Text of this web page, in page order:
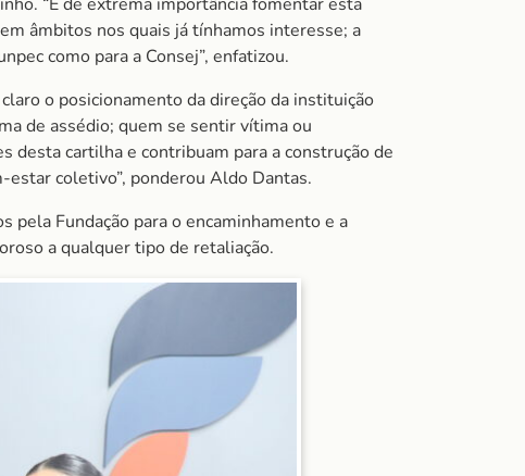
âmbitos nos quais já tínhamos interesse; a
como para a Consej”, enfatizou.
o posicionamento da direção da instituição
de assédio; quem se sentir vítima ou
desta cartilha e contribuam para a construção de
coletivo”, ponderou Aldo Dantas.
Fundação para o encaminhamento e a
a qualquer tipo de retaliação.